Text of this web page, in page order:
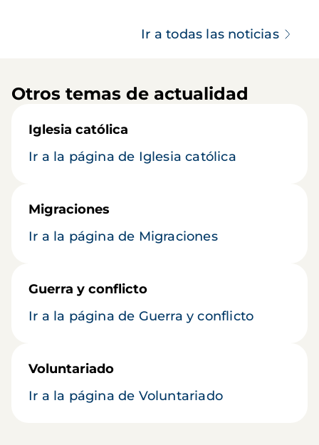
Ir a todas las noticias
Otros temas de actualidad
Iglesia católica
Ir a la página de Iglesia católica
Migraciones
Ir a la página de Migraciones
Guerra y conflicto
Ir a la página de Guerra y conflicto
Voluntariado
Ir a la página de Voluntariado